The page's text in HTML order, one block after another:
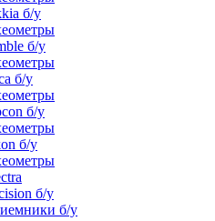
б/у
б/у
б/у
б/у
б/у
б/у
б/у